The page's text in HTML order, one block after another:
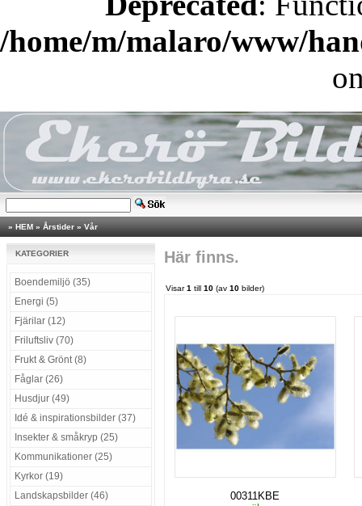
/home/m/malaro/www/
» HEM » Årstider » Vår
KATEGORIER
Boendemiljö (35)
Energi (5)
Fjärilar (12)
Friluftsliv (70)
Frukt & Grönt (8)
Fåglar (26)
Husdjur (49)
Idé & inspirationsbilder (37)
Insekter & småkryp (25)
Kommunikationer (25)
Kyrkor (19)
Landskapsbilder (46)
Här finns.
Visar1 till 10 (av 10 bilder)
00311KBE